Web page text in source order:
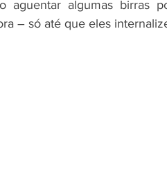
aguentar algumas birras
– só até que eles